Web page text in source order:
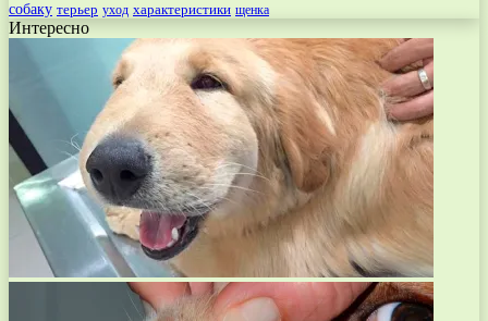
собаку терьер уход характеристики щенка
Интересно